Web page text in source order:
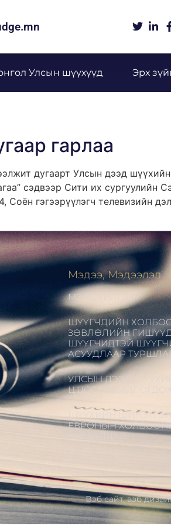
Улсын шүүхүүд Эрх
гарлаа
дугаарт Улсын дээд
сэдвээр Сити их сургуулийн
гэгээрүүлэгч телевизийн
Мэдээ, Мэдээлэл
МЭНДЧИЛГЭЭ
ШҮҮГЧДИЙН
ЗӨВЛӨЛИЙН ГИШҮҮД
ШҮҮГЧИДТЭЙ
АСУУДЛААР
УЛСЫН ДЭЭД
Ц.ЦОГТ
ШҮҮХИЙН ШИНЭТГЭЛ
ЕВРОПЫН
ХУВААЛЦАВ
Вэб сайт,вэб